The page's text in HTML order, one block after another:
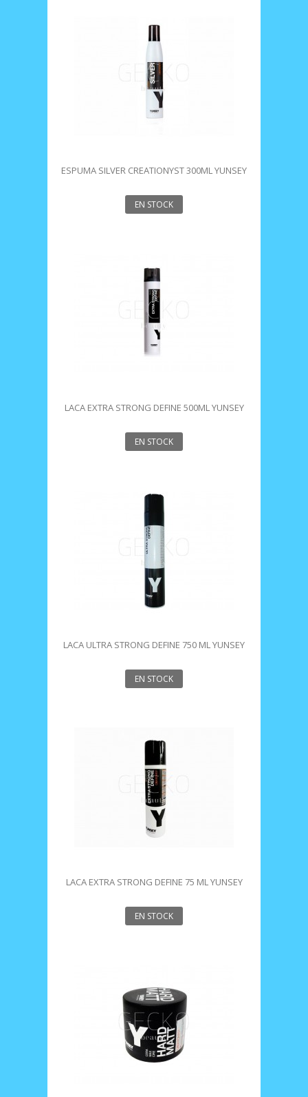
ESPUMA SILVER CREATIONYST 300ML YUNSEY
EN STOCK
LACA EXTRA STRONG DEFINE 500ML YUNSEY
EN STOCK
LACA ULTRA STRONG DEFINE 750 ML YUNSEY
EN STOCK
LACA EXTRA STRONG DEFINE 75 ML YUNSEY
EN STOCK